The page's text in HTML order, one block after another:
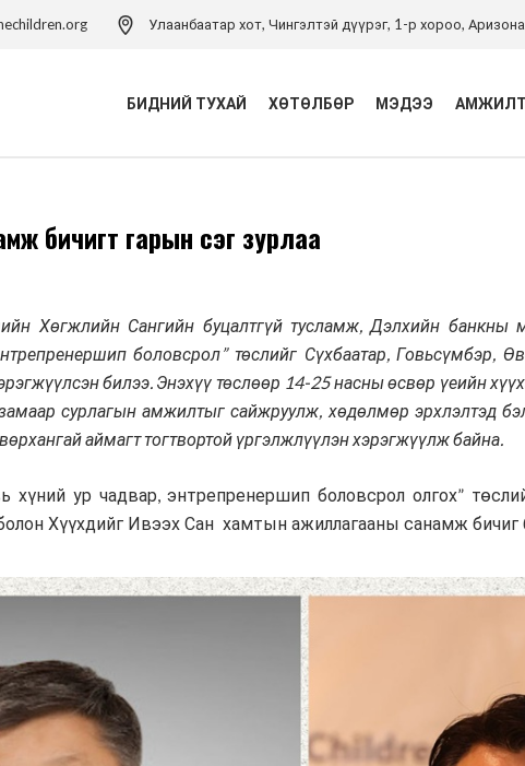
Улаанбаатар хот, Чингэлтэй дүүрэг, 1-р хороо,
БИДНИЙ ТУХАЙ
Удирдлагын баг
Тэмдэглэлт ой
Холбоо барих
ХӨТӨЛБӨР
Хүүхдийн эрхийн засаглал
хөтөлбөр
Боловсролын хөтөлбөр
Хүүхдийн ядуурлыг
бууруулах хөтөлбөр
Эрүүл мэндийн төсөл
Хүмүүнлэгийн тусламж/Уур
Кампанит ажил
Хэрэгжүүлсэн төслүүд
МЭДЭЭ
бичигт гарын үсэг зурлаа
Хөгжлийн Сангийн буцалтгүй тусламж, Дэлхийн банкны
боловсрол” төслийг Сүхбаатар, Говьсүмбэр,
билээ. Энэхүү төслөөр 14-25 насны өсвөр үеийн
сурлагын амжилтыг сайжруулж, хөдөлмөр эрхлэлтэд
аймагт тогтвортой үргэлжлүүлэн хэрэгжүүлж байна.
хүний ур чадвар, энтрепренершип боловсрол олгох”
Хүүхдийг Ивээх Сан хамтын ажиллагааны санамж бичиг